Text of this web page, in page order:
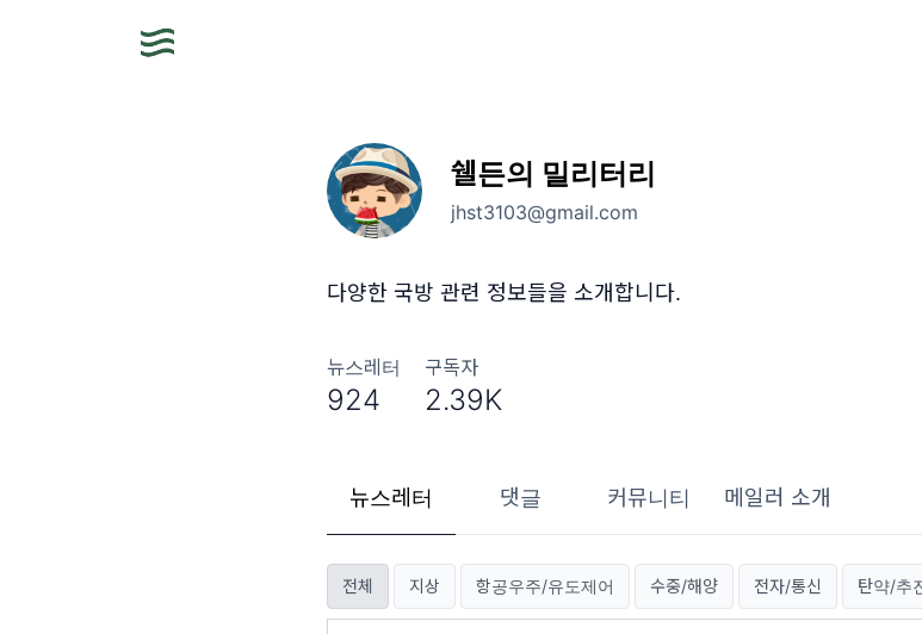
쉘든의 밀리터리
jhst3103@gmail.com
다양한 국방 관련 정보들을 소개합니다.
뉴스레터
924
구독자
2.39K
뉴스레터 댓글 커뮤니티 메일러 소개
전체 지상 항공우주/유도제어 수중/해양 전자/통신 탄약/추